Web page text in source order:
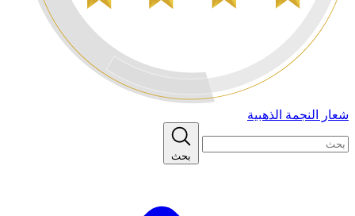
شعار النجمة الذهبية
بحث